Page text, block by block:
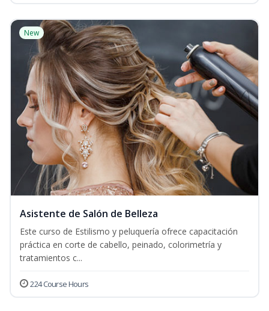
New
Asistente de Salón de Belleza
Este curso de Estilismo y peluquería ofrece capacitación
práctica en corte de cabello, peinado, colorimetría y
tratamientos c...
224 Course Hours